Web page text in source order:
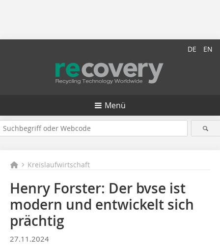
DE EN
Menü
Kreislaufwirtschaft
Henry Forster: Der bvse ist
modern und entwickelt sich
prächtig
27.11.2024